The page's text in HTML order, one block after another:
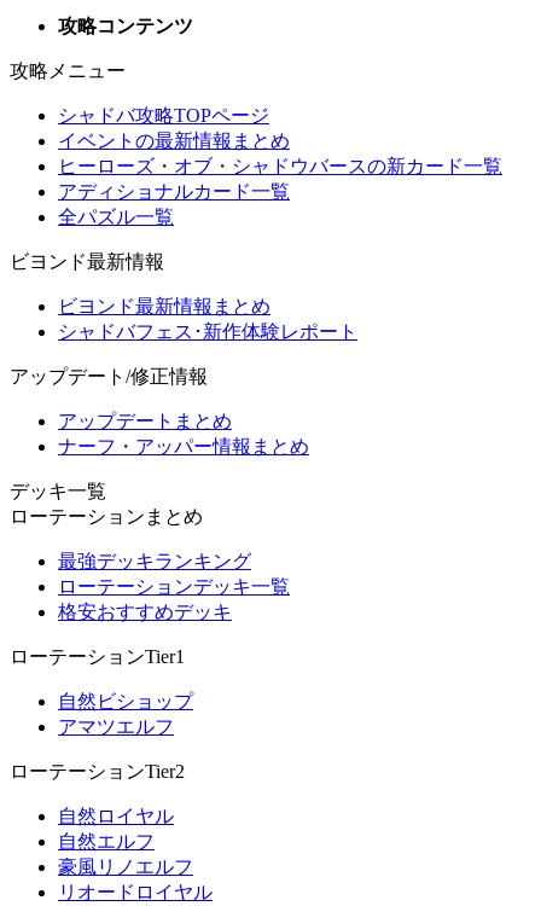
攻略コンテンツ
攻略メニュー
シャドバ攻略TOPページ
イベントの最新情報まとめ
ヒーローズ・オブ・シャドウバースの新カード一覧
アディショナルカード一覧
全パズル一覧
ビヨンド最新情報
ビヨンド最新情報まとめ
シャドバフェス･新作体験レポート
アップデート/修正情報
アップデートまとめ
ナーフ・アッパー情報まとめ
デッキ一覧
ローテーションまとめ
最強デッキランキング
ローテーションデッキ一覧
格安おすすめデッキ
ローテーションTier1
自然ビショップ
アマツエルフ
ローテーションTier2
自然ロイヤル
自然エルフ
豪風リノエルフ
リオードロイヤル